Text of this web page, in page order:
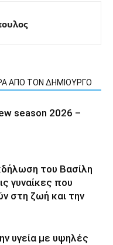
ΑΠΟ ΤΟΝ ΔΗΜΙΟΥΡΓΟ
season 2026 –
του Βασίλη
γυναίκες που
στη ζωή και την
υγεία με υψηλές